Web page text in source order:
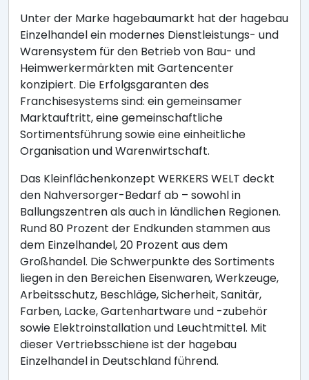
Unter der Marke hagebaumarkt hat der hagebau
Einzelhandel ein modernes Dienstleistungs- und
Warensystem für den Betrieb von Bau- und
Heimwerkermärkten mit Gartencenter
konzipiert. Die Erfolgsgaranten des
Franchisesystems sind: ein gemeinsamer
Marktauftritt, eine gemeinschaftliche
Sortimentsführung sowie eine einheitliche
Organisation und Warenwirtschaft.
Das Kleinflächenkonzept WERKERS WELT deckt
den Nahversorger-Bedarf ab – sowohl in
Ballungszentren als auch in ländlichen Regionen.
Rund 80 Prozent der Endkunden stammen aus
dem Einzelhandel, 20 Prozent aus dem
Großhandel. Die Schwerpunkte des Sortiments
liegen in den Bereichen Eisenwaren, Werkzeuge,
Arbeitsschutz, Beschläge, Sicherheit, Sanitär,
Farben, Lacke, Gartenhartware und -zubehör
sowie Elektroinstallation und Leuchtmittel. Mit
dieser Vertriebsschiene ist der hagebau
Einzelhandel in Deutschland führend.